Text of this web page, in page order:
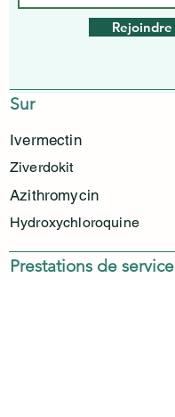
Rejoindre
Sur
Ivermectin
Ziverdokit
Azithromycin
Hydroxychloroquine
Prestations de service